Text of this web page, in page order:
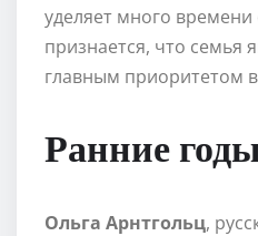
уделяет много времени
признается, что семья
главным приоритетом
Ранние
Ольга Арнтгольц,